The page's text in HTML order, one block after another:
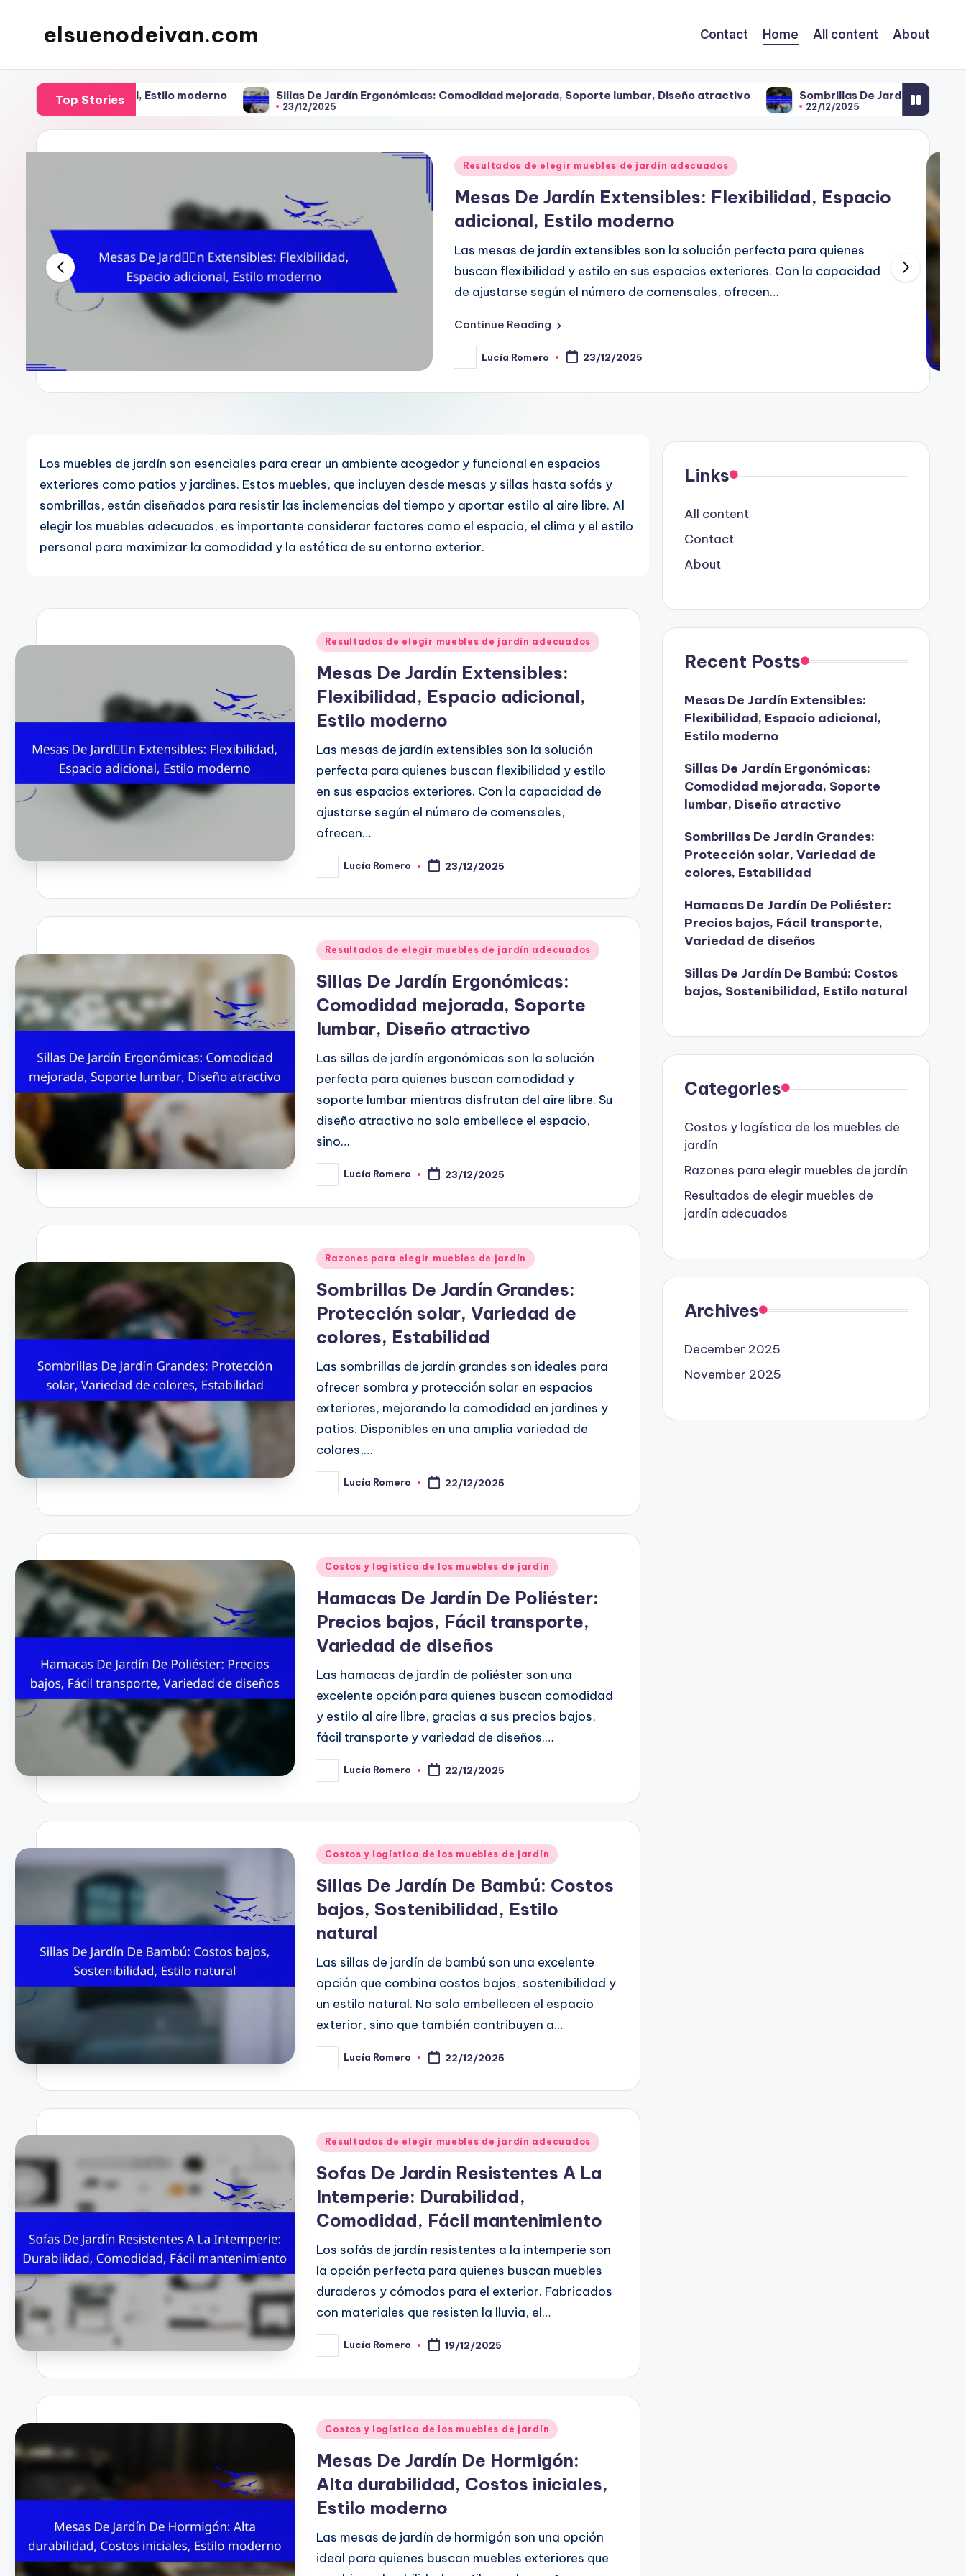
content
elsuenodeivan.com Contact Home All content About
Top Stories
adicional, Estilo moderno Sillas De Jardín Ergonómicas: Comodidad mejorada, Soporte lumbar, Diseño atractivo
23/12/2025
Sombrillas De Jardín Grandes: Protección
22/12/2025
Posted
Resultados de elegir muebles de jardín adecuados
Mesas De Jardín Extensibles: Flexibilidad, Espacio
adicional, Estilo moderno
Las mesas de jardín extensibles son la solución perfecta para quienes
buscan flexibilidad y estilo en sus espacios exteriores. Con la capacidad
de ajustarse según el número de comensales, ofrecen…
Continue Reading
Posted
by
Lucía Romero 23/12/2025
Los muebles de jardín son esenciales para crear un ambiente acogedor y funcional en espacios
exteriores como patios y jardines. Estos muebles, que incluyen desde mesas y sillas hasta sofás y
sombrillas, están diseñados para resistir las inclemencias del tiempo y aportar estilo al aire libre. Al
elegir los muebles adecuados, es importante considerar factores como el espacio, el clima y el estilo
personal para maximizar la comodidad y la estética de su entorno exterior.
Posted
Resultados de elegir muebles de jardín adecuados
Mesas De Jardín Extensibles:
Flexibilidad, Espacio adicional,
Estilo moderno
Las mesas de jardín extensibles son la solución
perfecta para quienes buscan flexibilidad y estilo
en sus espacios exteriores. Con la capacidad de
ajustarse según el número de comensales,
ofrecen…
Posted
by
Lucía Romero 23/12/2025
Posted
Resultados de elegir muebles de jardín adecuados
Sillas De Jardín Ergonómicas:
Comodidad mejorada, Soporte
lumbar, Diseño atractivo
Las sillas de jardín ergonómicas son la solución
perfecta para quienes buscan comodidad y
soporte lumbar mientras disfrutan del aire libre. Su
diseño atractivo no solo embellece el espacio,
sino…
Posted
by
Lucía Romero 23/12/2025
Posted
Razones para elegir muebles de jardín
Sombrillas De Jardín Grandes:
Protección solar, Variedad de
colores, Estabilidad
Las sombrillas de jardín grandes son ideales para
ofrecer sombra y protección solar en espacios
exteriores, mejorando la comodidad en jardines y
patios. Disponibles en una amplia variedad de
colores,…
Posted
by
Lucía Romero 22/12/2025
Posted
Costos y logística de los muebles de jardín
Hamacas De Jardín De Poliéster:
Precios bajos, Fácil transporte,
Variedad de diseños
Las hamacas de jardín de poliéster son una
excelente opción para quienes buscan comodidad
y estilo al aire libre, gracias a sus precios bajos,
fácil transporte y variedad de diseños.…
Posted
by
Lucía Romero 22/12/2025
Posted
Costos y logística de los muebles de jardín
Sillas De Jardín De Bambú: Costos
bajos, Sostenibilidad, Estilo
natural
Las sillas de jardín de bambú son una excelente
opción que combina costos bajos, sostenibilidad y
un estilo natural. No solo embellecen el espacio
exterior, sino que también contribuyen a…
Posted
by
Lucía Romero 22/12/2025
Posted
Resultados de elegir muebles de jardín adecuados
Sofas De Jardín Resistentes A La
Intemperie: Durabilidad,
Comodidad, Fácil mantenimiento
Los sofás de jardín resistentes a la intemperie son
la opción perfecta para quienes buscan muebles
duraderos y cómodos para el exterior. Fabricados
con materiales que resisten la lluvia, el…
Posted
by
Lucía Romero 19/12/2025
Posted
Costos y logística de los muebles de jardín
Mesas De Jardín De Hormigón:
Alta durabilidad, Costos iniciales,
Estilo moderno
Las mesas de jardín de hormigón son una opción
ideal para quienes buscan muebles exteriores que
Links
All content
Contact
About
Recent Posts
Mesas De Jardín Extensibles:
Flexibilidad, Espacio adicional,
Estilo moderno
Sillas De Jardín Ergonómicas:
Comodidad mejorada, Soporte
lumbar, Diseño atractivo
Sombrillas De Jardín Grandes:
Protección solar, Variedad de
colores, Estabilidad
Hamacas De Jardín De Poliéster:
Precios bajos, Fácil transporte,
Variedad de diseños
Sillas De Jardín De Bambú: Costos
bajos, Sostenibilidad, Estilo natural
Categories
Costos y logística de los muebles de
jardín
Razones para elegir muebles de jardín
Resultados de elegir muebles de
jardín adecuados
Archives
December 2025
November 2025